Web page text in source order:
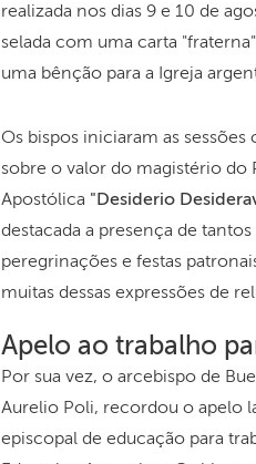
realizada nos dias 9 e 10 de
selada com uma carta
uma bênção para a Igreja
Os bispos iniciaram as
sobre o valor do magistério do
Apostólica "Desiderio
destacada a presença de
peregrinações e festas
muitas dessas expressões de
Apelo ao trabalho
Por sua vez, o arcebispo de
Aurelio Poli, recordou o apelo
episcopal de educação para